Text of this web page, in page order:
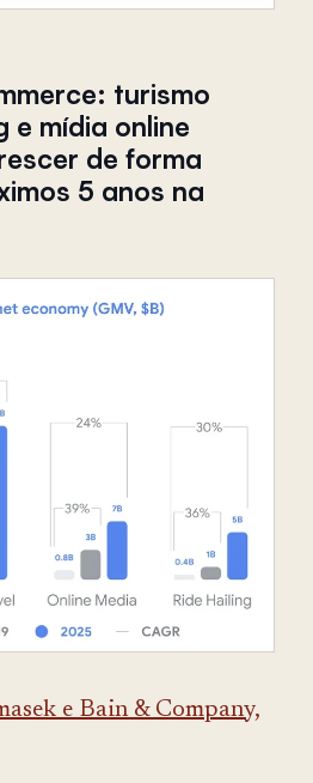
turismo
e mídia online
de forma
5 anos na
e Bain & Company,